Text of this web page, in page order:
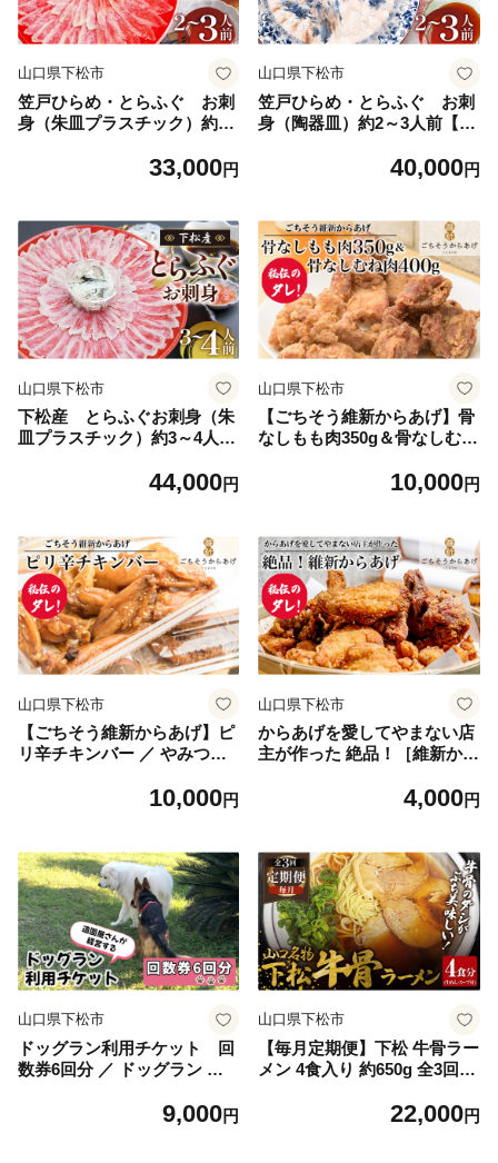
山口県下松市
笠戸ひらめ・とらふぐ お刺
身（朱皿プラスチック）約2
とらふぐ 刺身 盛り合わせ 食
ご褒美ごはん 晩酌 家族ごは
ん 贈答用 引換券 魚介 瀬戸内
海 ふぐ刺し 平目 刺身盛り 食
卓グルメ 便利 ギフト お祝い
山口県 No.187
33,000円
山口県下松市
笠戸ひらめ・とらふぐ お刺
身（陶器皿）約2～3人前【引
身 盛り合わせ 食べ比べ 海鮮
ん 晩酌 家族ごはん 贈答用 引
換券 魚介 瀬戸内海 ふぐ刺し
平目 刺身盛り 食卓グルメ 便
利 ギフト お祝い 山口県 No.1
88
40,000円
山口県下松市
下松産 とらふぐお刺身（朱
皿プラスチック）約3～4人前
刺身 下松 ふぐ刺し 旬 魚介
山口 伝統 逸品 贅沢山口県 N
o.189
44,000円
山口県下松市
【ごちそう維新からあげ】骨
なしもも肉350g＆骨なしむね
国産どり 鶏もも 鶏むね ジュ
地グルメ 惣菜 おつまみ ボリ
ューム満点 揚げ物 山口県 N
o.190
10,000円
山口県下松市
【ごちそう維新からあげ】ピ
リ辛チキンバー ／ やみつき
ご飯のお供 ご当地グル メ夕
リ辛 山口県 No.191
10,000円
山口県下松市
からあげを愛してやまない店
主が作った 絶品！［維新から
産どり 秘伝タレ 熟成仕込み
ルメ 惣菜 おつまみ ボリュー
ム満点 揚げ物 山口県 No.182
4,000円
山口県下松市
ドッグラン利用チケット 回
数券6回分 ／ ドッグラン 犬
グランチケット 回数券 ペッ
9,000円
山口県下松市
【毎月定期便】下松 牛骨ラー
メン 4食入り 約650g 全3回
期 至福の一杯 牛コツ 牛骨ラ
22,000円